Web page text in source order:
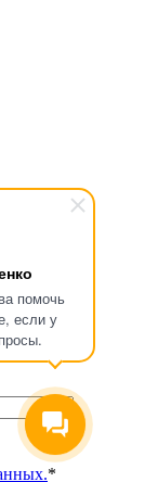
помочь
если у
*